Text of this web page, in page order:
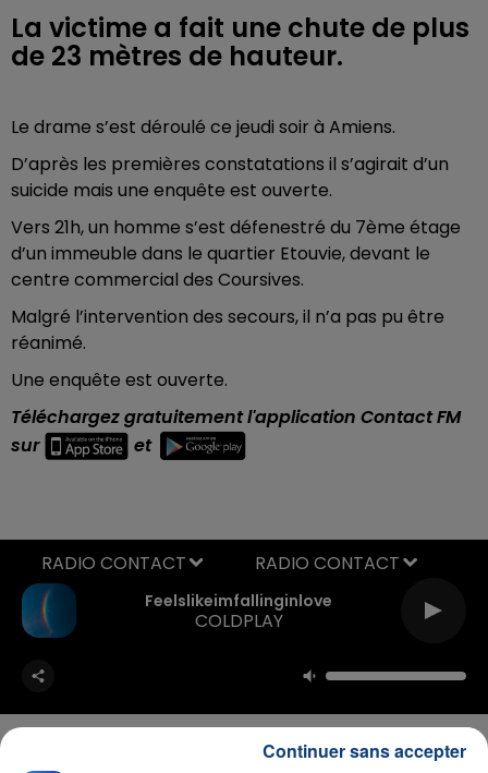
La victime a fait une chute de plus
de 23 mètres de hauteur.
Le drame s’est déroulé ce jeudi soir à Amiens.
D’après les premières constatations il s’agirait d’un
suicide mais une enquête est ouverte.
Vers 21h, un homme s’est défenestré du 7ème étage
d’un immeuble dans le quartier Etouvie, devant le
centre commercial des Coursives.
Malgré l’intervention des secours, il n’a pas pu être
réanimé.
Une enquête est ouverte.
Téléchargez gratuitement l'application Contact FM
sur
et
Feelslikeimfallinginlove
COLDPLAY
RADIO CONTACT
Continuer sans accepter